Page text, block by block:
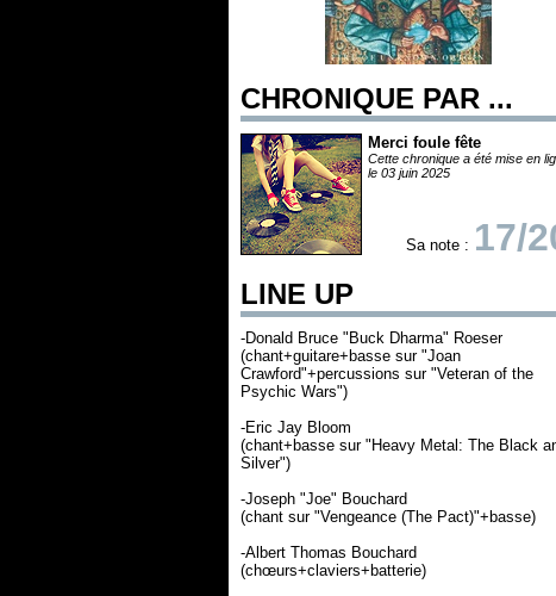
CHRONIQUE PAR ...
Merci foule fête
Cette chronique a été mise en
le 03 juin 2025
Sa note : 17/
LINE UP
-Donald Bruce "Buck Dharma" Roeser
(chant+guitare+basse sur "Joan
Crawford"+percussions sur "Veteran of the
Psychic Wars")
-Eric Jay Bloom
(chant+basse sur "Heavy Metal: The Black
Silver")
-Joseph "Joe" Bouchard
(chant sur "Vengeance (The Pact)"+basse)
-Albert Thomas Bouchard
(chœurs+claviers+batterie)